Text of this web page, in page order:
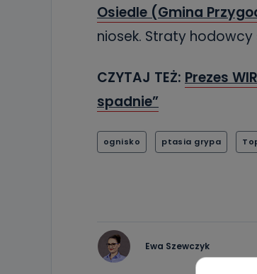
Osiedle (Gmina
niosek. Straty
CZYTAJ TEŻ: Prezes
spadnie”
ognisko ptasia grypa
Ewa Szewczyk